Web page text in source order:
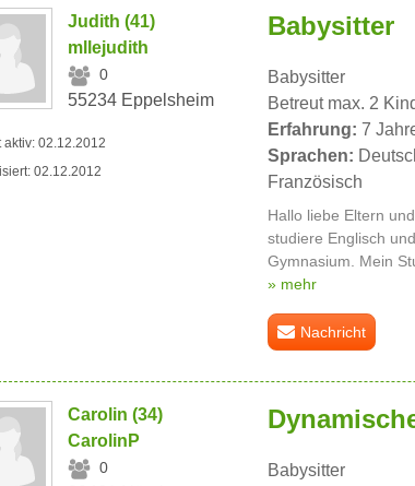
Judith (41)
mllejudith
0
55234 Eppelsheim
aktiv: 02.12.2012
02.12.2012
Babysitter
Babysitter
Betreut max. 2
Erfahrung: 7
Sprachen:
Französisch
Hallo liebe Eltern
studiere Englisch
Gymnasium. Mein
» mehr
Nachricht
Carolin (34)
CarolinP
0
Babysitter